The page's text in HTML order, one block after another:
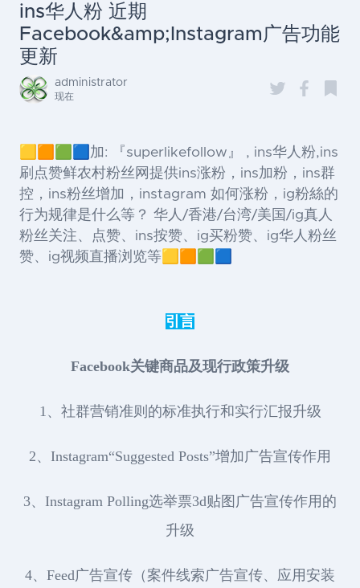
ins华人粉 近期
Facebook&amp;Instagram广告功能
更新
administrator
现在
🟨🟧🟩🟦加: 『superlikefollow』 , ins华人粉,ins
刷点赞鲜农村粉丝网提供ins涨粉，ins加粉，ins群
控，ins粉丝增加，instagram 如何涨粉，ig粉絲的
行为规律是什么等？ 华人/香港/台湾/美国/ig真人
粉丝关注、点赞、ins按赞、ig买粉赞、ig华人粉丝
赞、ig视频直播浏览等🟨🟧🟩🟦
引言
Facebook关键商品及现行政策升级
1、社群营销准则的标准执行和实行汇报升级
2、Instagram“Suggested Posts”增加广告宣传作用
3、Instagram Polling选举票3d贴图广告宣传作用的
升级
4、Feed广告宣传（案件线索广告宣传、应用安装